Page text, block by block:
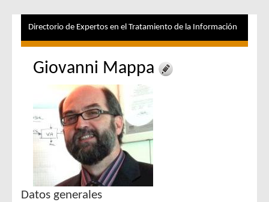
Directorio de Expertos en el Tratamiento de la Información
Giovanni Mappa
Datos generales